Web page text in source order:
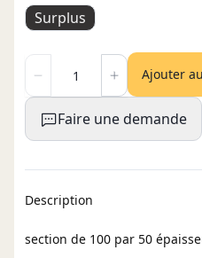
Surplus
Ajouter
Faire une demande
Description
section de 100 par 50